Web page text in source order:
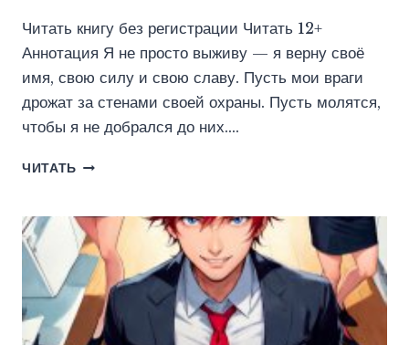
Читать книгу без регистрации Читать 12+
Аннотация Я не просто выживу — я верну своё
имя, свою силу и свою славу. Пусть мои враги
дрожат за стенами своей охраны. Пусть молятся,
чтобы я не добрался до них….
ЧИТАТЬ ЛЕКС